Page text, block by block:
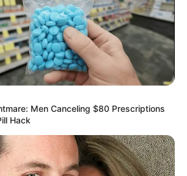
που έκανε πολλούς να
Εύβοια– Κανένας δεν
το σχήμα της
Men Canceling $80 Prescriptions
Hack